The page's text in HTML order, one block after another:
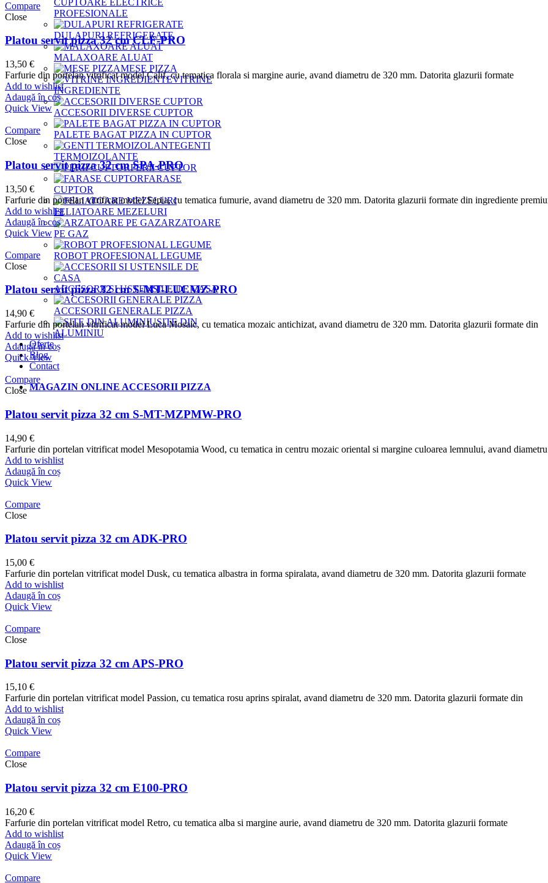
CUPTOARE ELECTRICE
PROFESIONALE
DULAPURI REFRIGERATE
MALAXOARE ALUAT
MESE PIZZA
VITRINE
INGREDIENTE
ACCESORII DIVERSE CUPTOR
PALETE BAGAT PIZZA IN CUPTOR
GENTI
TERMOIZOLANTE
PERII CUPTOR
FARASE
CUPTOR
FELIATOARE MEZELURI
ARZATOARE
PE GAZ
ROBOT PROFESIONAL LEGUME
ACCESORII SI USTENSILE DE CASA
ACCESORII GENERALE PIZZA
SITE DIN
ALUMINIU
Oferte
Blog
Contact
MAGAZIN ONLINE ACCESORII PIZZA
Compare
Close
Platou servit pizza 32 cm CLF-PRO
13,50 €
Farfurie din portelan vitrificat model Calif, cu tematica florala si margine aurie, avand diametru de 320 mm. Datorita glazurii formate
Add to wishlist
Adaugă în coș
Quick View
Compare
Close
Platou servit pizza 32 cm SPA-PRO
13,50 €
Farfurie din portelan vitrificat model Sepia, cu tematica fumurie, avand diametru de 320 mm. Datorita glazurii formate din ingrediente
Add to wishlist
Adaugă în coș
Quick View
Compare
Close
Platou servit pizza 32 cm S-MT-LUCMZ-PRO
14,90 €
Farfurie din portelan vitrificat model Luca Mosaic, cu tematica mozaic antichizat, avand diametru de 320 mm. Datorita glazurii formate din
Add to wishlist
Adaugă în coș
Quick View
Compare
Close
Platou servit pizza 32 cm S-MT-MZPMW-PRO
14,90 €
Farfurie din portelan vitrificat model Mesopotamia Wood, cu tematica in centru mozaic oriental si margine culoarea lemnului, avand
Add to wishlist
Adaugă în coș
Quick View
Compare
Close
Platou servit pizza 32 cm ADK-PRO
15,00 €
Farfurie din portelan vitrificat model Dusk, cu tematica albastra in forma spiralata, avand diametru de 320 mm. Datorita glazurii formate
Add to wishlist
Adaugă în coș
Quick View
Compare
Close
Platou servit pizza 32 cm APS-PRO
15,10 €
Farfurie din portelan vitrificat model Passion, cu tematica rosu aprins spiralat, avand diametru de 320 mm. Datorita glazurii formate din
Add to wishlist
Adaugă în coș
Quick View
Compare
Close
Platou servit pizza 32 cm E100-PRO
16,20 €
Farfurie din portelan vitrificat model Retro, cu tematica alba si margine aurie, avand diametru de 320 mm. Datorita glazurii formate
Add to wishlist
Adaugă în coș
Quick View
Compare